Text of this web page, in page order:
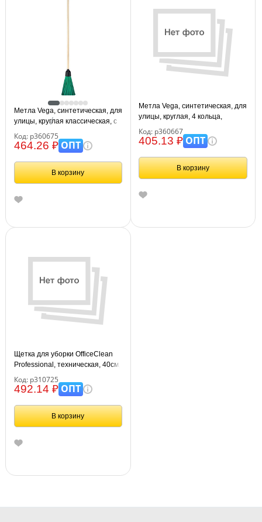
Метла Vega, синтетическая, для
улицы, круглая классическая, с
Код: р360675
464.26 ₽ОПТ
В корзину
Метла Vega, синтетическая, для
улицы, круглая, 4 кольца,
120см
Код: р360667
405.13 ₽ОПТ
В корзину
Щетка для уборки OfficeClean
Professional, техническая, 40см,
деревянная, еврорезьба
Код: р310725
492.14 ₽ОПТ
В корзину